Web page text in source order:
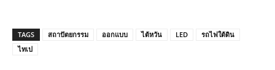
TAGS สถาปัตยกรรม ออกแบบ ไต้หวัน LED
รถไฟใต้ดิน
ไทเป